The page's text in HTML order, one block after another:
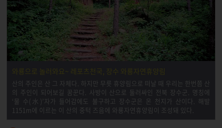
와룡으로 놀러와요~ 레포츠천국, 장수 와룡자연휴양림
산의 주인은 산 그 자체다. 하지만 무릇 휴양림으로 떠날 때 우리는 한번쯤 산
의 주인이 되어보길 꿈꾼다. 사방이 산으로 둘러싸인 전북 장수군. 명칭에
‘물 수(水)’자가 들어감에도 불구하고 장수군은 온 천지가 산이다. 해발
1151m에 이르는 이 산의 중턱 즈음에 와룡자연휴양림이 조성돼 있다.